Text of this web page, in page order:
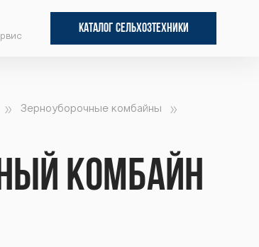
КАТАЛОГ СЕЛЬХОЗТЕХНИКИ
Зерноуборочные комбайны
комбайн